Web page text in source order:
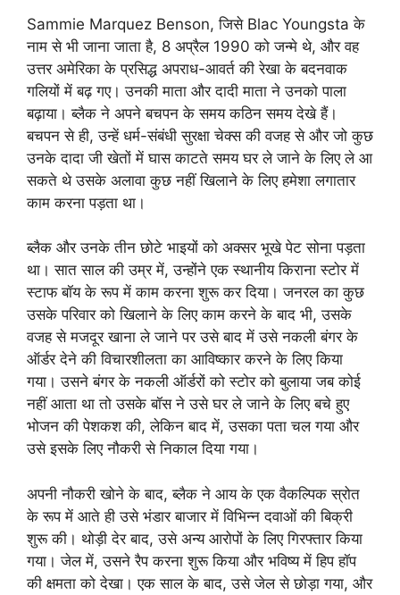
Sammie Marquez Benson, जिसे Blac Youngsta के
नाम से भी जाना जाता है, 8 अप्रैल 1990 को जन्मे थे, और वह
उत्तर अमेरिका के प्रसिद्ध अपराध-आवर्त की रेखा के बदनवाक
गलियों में बढ़ गए। उनकी माता और दादी माता ने उनको पाला
बढ़ाया। ब्लैक ने अपने बचपन के समय कठिन समय देखे हैं।
बचपन से ही, उन्हें धर्म-संबंधी सुरक्षा चेक्स की वजह से और जो कुछ
उनके दादा जी खेतों में घास काटते समय घर ले जाने के लिए ले आ
सकते थे उसके अलावा कुछ नहीं खिलाने के लिए हमेशा लगातार
काम करना पड़ता था।
ब्लैक और उनके तीन छोटे भाइयों को अक्सर भूखे पेट सोना पड़ता
था। सात साल की उम्र में, उन्होंने एक स्थानीय किराना स्टोर में
स्टाफ बॉय के रूप में काम करना शुरू कर दिया। जनरल का कुछ
उसके परिवार को खिलाने के लिए काम करने के बाद भी, उसके
वजह से मजदूर खाना ले जाने पर उसे बाद में उसे नकली बंगर के
ऑर्डर देने की विचारशीलता का आविष्कार करने के लिए किया
गया। उसने बंगर के नकली ऑर्डरों को स्टोर को बुलाया जब कोई
नहीं आता था तो उसके बॉस ने उसे घर ले जाने के लिए बचे हुए
भोजन की पेशकश की, लेकिन बाद में, उसका पता चल गया और
उसे इसके लिए नौकरी से निकाल दिया गया।
अपनी नौकरी खोने के बाद, ब्लैक ने आय के एक वैकल्पिक स्रोत
के रूप में आते ही उसे भंडार बाजार में विभिन्न दवाओं की बिक्री
शुरू की। थोड़ी देर बाद, उसे अन्य आरोपों के लिए गिरफ्तार किया
गया। जेल में, उसने रैप करना शुरू किया और भविष्य में हिप हॉप
की क्षमता को देखा। एक साल के बाद, उसे जेल से छोड़ा गया, और